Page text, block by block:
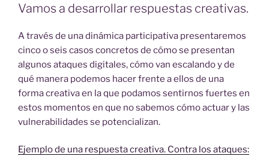
Vamos a desarrollar respuestas creativas.
A través de una dinámica participativa presentaremos
cinco o seis casos concretos de cómo se presentan
algunos ataques digitales, cómo van escalando y de
qué manera podemos hacer frente a ellos de una
forma creativa en la que podamos sentirnos fuertes en
estos momentos en que no sabemos cómo actuar y las
vulnerabilidades se potencializan.
Ejemplo de una respuesta creativa. Contra los ataques: